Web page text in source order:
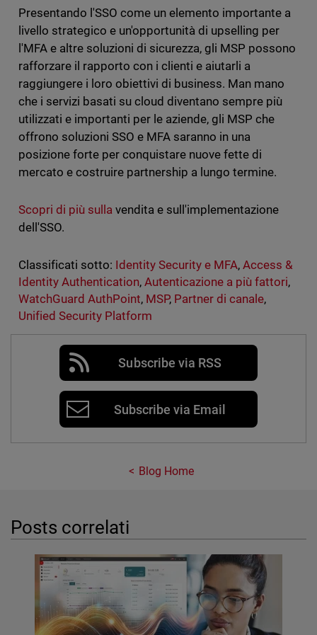
Presentando l'SSO come un elemento importante a
livello strategico e un'opportunità di upselling per
l'MFA e altre soluzioni di sicurezza, gli MSP possono
rafforzare il rapporto con i clienti e aiutarli a
raggiungere i loro obiettivi di business. Man mano
che i servizi basati su cloud diventano sempre più
utilizzati e importanti per le aziende, gli MSP che
offrono soluzioni SSO e MFA saranno in una
posizione forte per conquistare nuove fette di
mercato e costruire partnership a lungo termine.
Scopri di più sulla vendita e sull'implementazione
dell'SSO.
Classificati sotto: Identity Security e MFA,Access &
Identity Authentication, Autenticazione a più fattori,
WatchGuard AuthPoint, MSP, Partner di canale,
Unified Security Platform
Subscribe via RSS
Subscribe via Email
Blog Home
Posts correlati